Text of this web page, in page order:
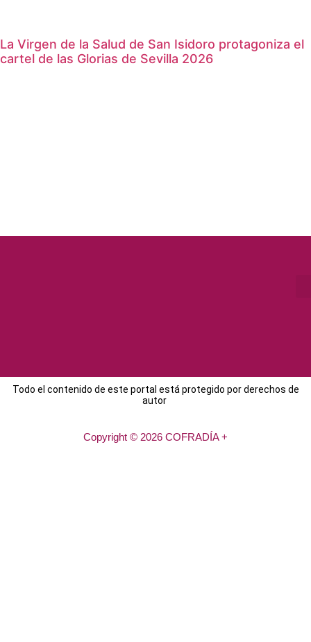
La Virgen de la Salud de San Isidoro protagoniza el
cartel de las Glorias de Sevilla 2026
Todo el contenido de este portal está protegido por derechos de
autor
Copyright © 2026 COFRADÍA +